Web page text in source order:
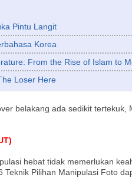
Pintu Langit
Korea
From the Rise of Islam to
Loser Here
belakang ada sedikit tertekuk,
hebat tidak memerlukan
Teknik Pilihan Manipulasi Foto